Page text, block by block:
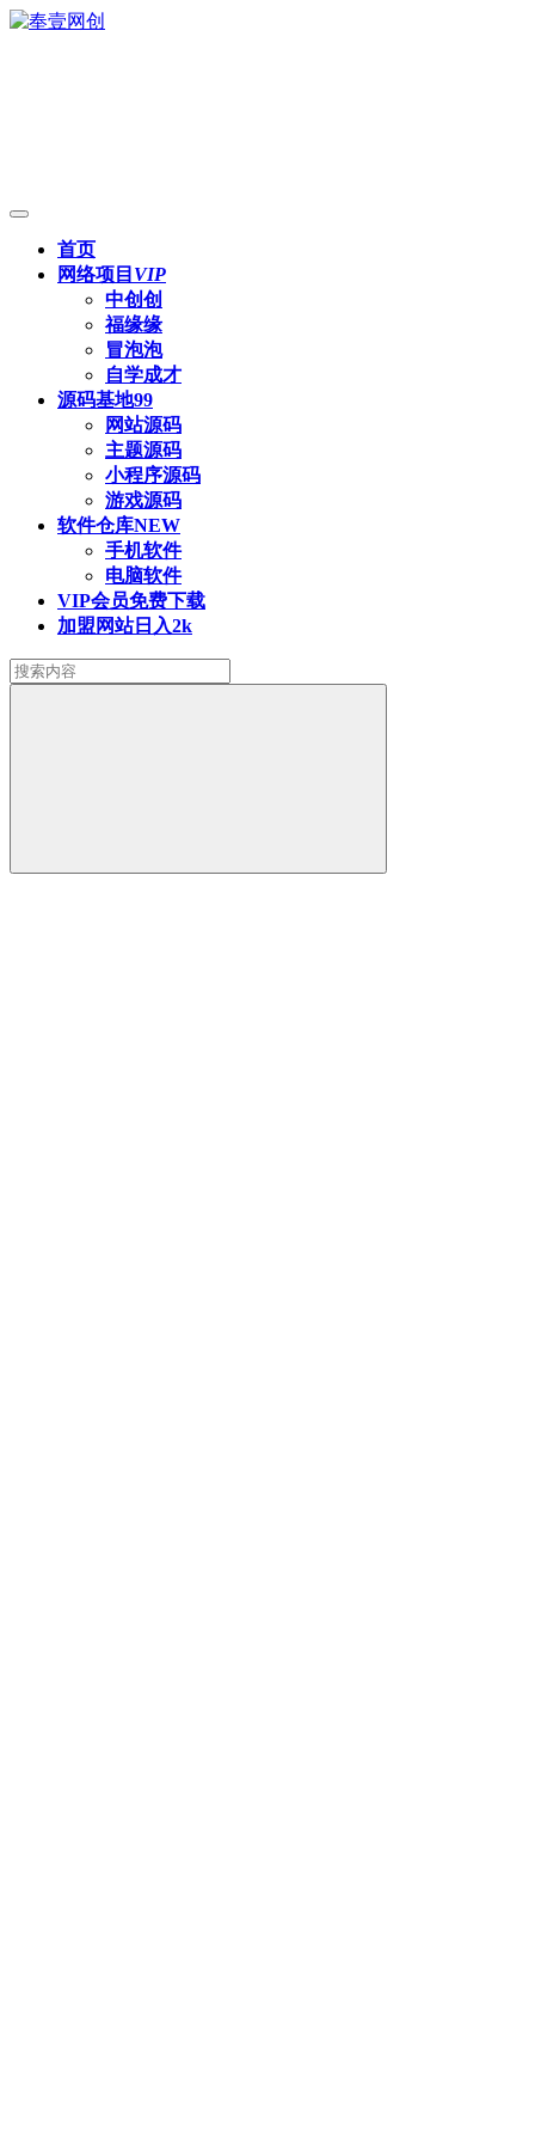
首页
网络项目 VIP
中创创
福缘缘
冒泡泡
自学成才
源码基地99
网站源码
主题源码
小程序源码
游戏源码
软件仓库NEW
手机软件
电脑软件
VIP会员免费下载
加盟网站日入2k